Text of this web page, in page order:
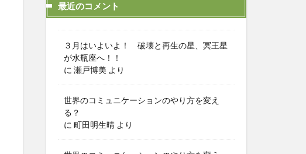
最近のコメント
３月はいよいよ！ 破壊と再生の星、冥王星
が水瓶座へ！！
に 瀬戸博美 より
世界のコミュニケーションのやり方を変え
る？
に 町田明生晴 より